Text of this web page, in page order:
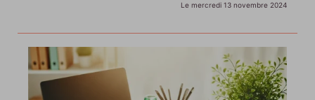
Le mercredi 13 novembre 2024